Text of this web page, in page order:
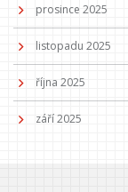
prosince 2025
listopadu 2025
října 2025
září 2025